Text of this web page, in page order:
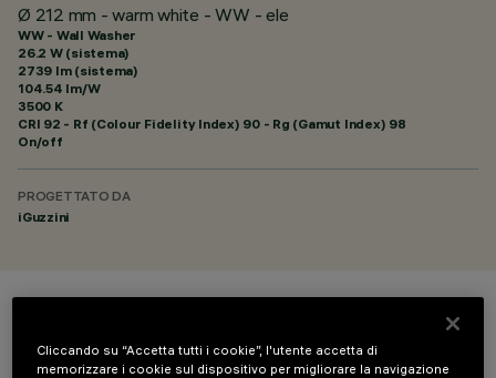
Ø 212 mm - warm white - WW - ele
WW - Wall Washer
26.2 W (sistema)
2739 lm (sistema)
104.54 lm/W
3500 K
CRI 92 - Rf (Colour Fidelity Index) 90 - Rg (Gamut Index) 98
On/off
PROGETTATO DA
iGuzzini
Cliccando su “Accetta tutti i cookie”, l'utente accetta di
memorizzare i cookie sul dispositivo per migliorare la navigazione